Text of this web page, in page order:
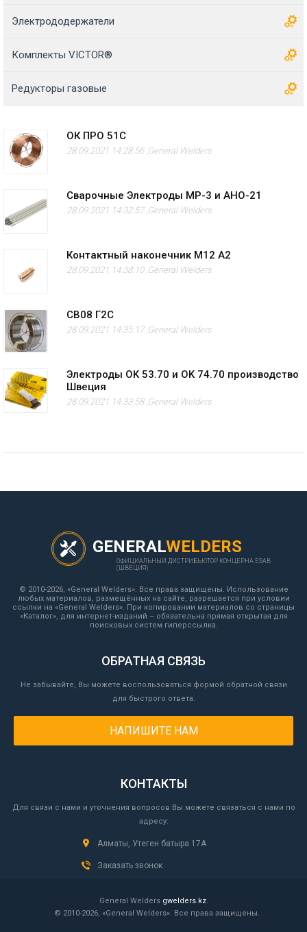
Электрододержатели
Комплекты VICTOR®
Редукторы газовые
ОК ПРО 51С
28.09.2021 14:28:56 ,General Welders
Сварочные Электроды МР-3 и АНО-21
28.09.2021 14:32:57 ,General Welders
Контактный наконечник M12 А2
28.09.2021 14:38:10 ,General Welders
СВ08 Г2С
28.09.2021 14:35:17 ,General Welders
Электроды OK 53.70 и OK 74.70 производство
Швеция
28.09.2021 14:33:58 ,General Welders
GENERALWELDERS
ОФИЦИАЛЬНЫЙ ДИСТРИБЬЮТОР КОНЦЕРНА ESAB
(ШВЕЦИЯ)
© 2010-2026, «General Welders». Все права защищены. Использование
любых материалов, размещённых на сайте, разрешается при условии
ссылки на «General Welders». При копировании материалов со страницы
«Каталог», для интернет-изданий – обязательна прямая открытая для
поисковых систем гиперссылка.
ОБРАТНАЯ СВЯЗЬ
Не забывайте, Вы можете воспользоваться формой обратной связи
для быстрого ответа.
НАПИШИТЕ НАМ
КОНТАКТЫ
Для связи с нами и уточнения вопросов Вы можете связаться с нами по
адресу:
Алматы, Утеген батыра 17А
Заказать звонок
General Welders gwelders.kz.
© 2010-2026, «General Welders». Все права защищены.